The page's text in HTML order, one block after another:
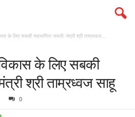
के लिए सबकी सहभागिता जरूरी: मंत्री श्री ताम्रध्वज...
के लिए सबकी
श्री ताम्रध्वज साहू
0